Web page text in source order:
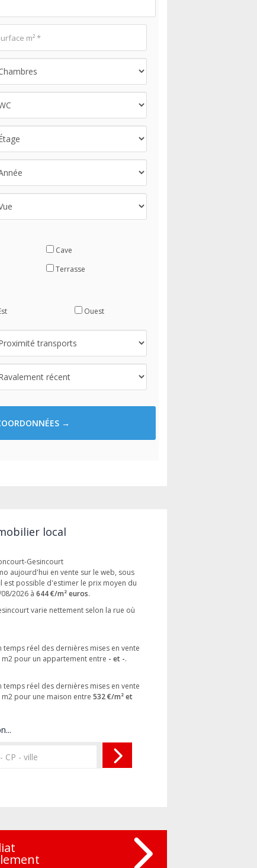
Cave
Terrasse
Ouest
→
local
Gesincourt
aujourd'hui en vente sur le web, sous
est possible d'estimer le prix moyen du
2026 à 644 €/m² euros.
varie nettement selon la rue où
réel des dernières mises en vente
pour un appartement entre - et -.
réel des dernières mises en vente
pour une maison entre 532 €/m² et